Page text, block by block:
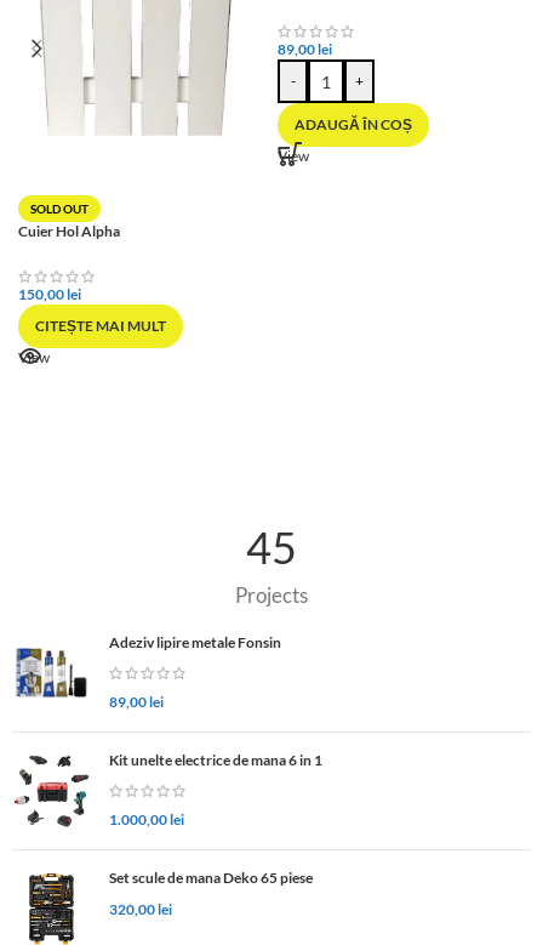
SOLD OUT
Cuier Hol Alpha
150,00lei
CITEȘTE MAI MULT
View
89,00lei
-
+
ADAUGĂ ÎN COȘ
View
45
Projects
Adeziv lipire metale Fonsin
89,00lei
Kit unelte electrice de mana 6 in 1
1.000,00lei
Set scule de mana Deko 65 piese
320,00lei